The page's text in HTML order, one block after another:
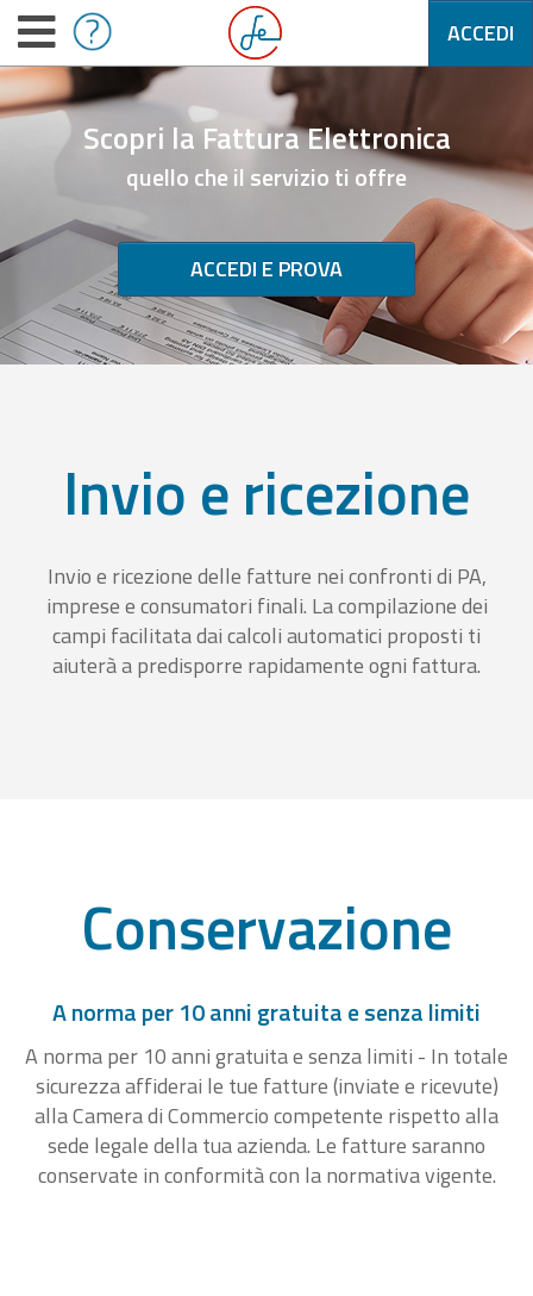
ACCEDI
Scopri la Fattura Elettronica
quello che il servizio ti offre
ACCEDI E PROVA
Invio e ricezione
Invio e ricezione delle fatture nei confronti di PA,
imprese e consumatori finali. La compilazione dei
campi facilitata dai calcoli automatici proposti ti
aiuterà a predisporre rapidamente ogni fattura.
Conservazione
A norma per 10 anni gratuita e senza limiti
A norma per 10 anni gratuita e senza limiti - In totale
sicurezza affiderai le tue fatture (inviate e ricevute)
alla Camera di Commercio competente rispetto alla
sede legale della tua azienda. Le fatture saranno
conservate in conformità con la normativa vigente.